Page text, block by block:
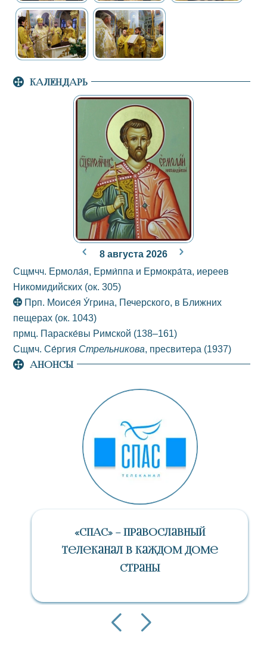
КАЛЕНДАРЬ
8 августа 2026
Сщмчч. Ермола́я, Ерми́ппа и Ермокра́та, иереев
Никомидийских (ок. 305)
Прп. Моисе́я У́грина, Печерского, в Ближних
пещерах (ок. 1043)
прмц. Параске́вы Римской (138–161)
Сщмч. Се́ргия Стрельникова, пресвитера (1937)
АНОНСЫ
«СПАС» – Православный
Телеканал В Каждом Доме
Страны